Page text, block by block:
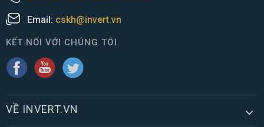
Email: cskh@invert.vn
KẾT NỐI VỚI CHÚNG TÔI
VỀ INVERT.VN